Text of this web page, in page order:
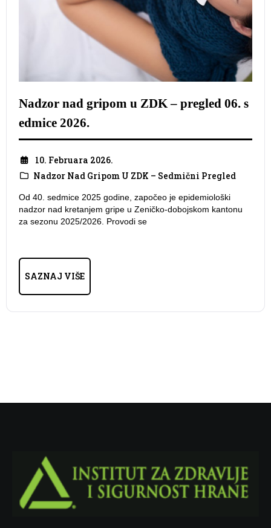
Nadzor nad gripom u ZDK – pregled 06. s
edmice 2026.
10. Februara 2026.
Nadzor Nad Gripom U ZDK – Sedmični Pregled
Od 40. sedmice 2025 godine, započeo je epidemiološki
nadzor nad kretanjem gripe u Zeničko-dobojskom kantonu
za sezonu 2025/2026. Provodi se
SAZNAJ VIŠE